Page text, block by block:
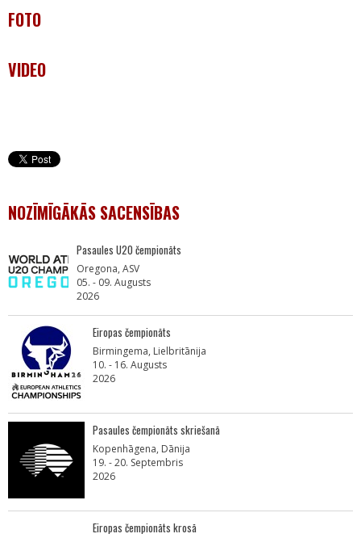
FOTO
VIDEO
NOZĪMĪGĀKĀS SACENSĪBAS
Pasaules U20 čempionāts
Oregona, ASV
05. - 09. Augusts
2026
Eiropas čempionāts
Birmingema, Lielbritānija
10. - 16. Augusts
2026
Pasaules čempionāts skriešanā
Kopenhāgena, Dānija
19. - 20. Septembris
2026
Eiropas čempionāts krosā